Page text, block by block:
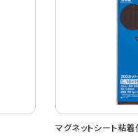
マグネットシート粘着